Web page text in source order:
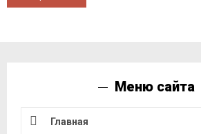
Меню сайта
Главная